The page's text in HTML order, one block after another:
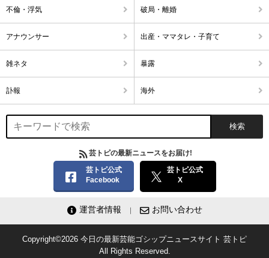
とか調子のったこと言ってんじゃねーよ！
あと関ジャニが司会なんてあり得ない
なんか、関ジャ二って嵐に助けてもらってブレイクしたカスでしょ
嵐みたいな先輩がいてよかったね～
21 匿名 ( 2014年1月6日 6:11 AM ) ID:OTMxNjQxMT
私はJUMPファンだけど、別に紅白に出て欲しいって思わないです。
ないしなんで続けてんの？って思う人もいると思うから。
でも私はそれでもJUMP応援するし、Sexy ZoneとかNYCとかただ忍たまの
でとったんじゃないかなって思います。
ID:ZjAyYTk0OW
不倫・浮気 破局・離婚
アナウンサー 出産・ママタレ・子育て
雑ネタ 暴露
訃報 海外
芸トピの最新ニュースをお届け!
芸トピ公式
Facebook
芸トピ公式
X
運営者情報 お問い合わせ
Copyright©2026 今日の最新芸能ゴシップニュースサイト 芸トピ
All Rights Reserved.